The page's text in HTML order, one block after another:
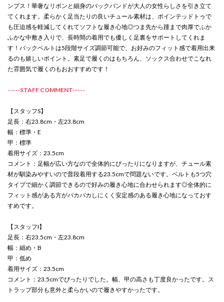
ンプス！華奢なリボンと細身のバックバンドが大人の女性らしさを引き立て
てくれます。柔らかく足当たりの良いチュール素材は、ポインテッドトゥで
も圧迫感を軽減してくれてソフトな履き心地◎つま先から踵まで肉厚でふか
ふかな中敷き入りで、長時間の着用でも優しく足裏をサポートしてくれま
す！バックベルトは5段階サイズ調節可能で、お好みのフィット感で着用出来
るのも嬉しいポイント。素足で履くのはもちろん、ソックス合わせでこなれ
た雰囲気で履くのもおおすすめです！
-----STAFF COMMENT-----
【スタッフS】
足長：右23.8cm・左23.8cm
幅：標準・E
甲：標準
着用サイズ：23.5cm
コメント：足幅が広い方なので全体的にぴったりになりますが、チュール素
材が馴染みやすいので普段着用する23.5cmで問題ないです。ベルトも5つ穴
タイプで細かく調節できるので好みの履き心地に合わせられます◎全体的に
フィット感がある方がパカパカしにくく安定感のある履き心地になっておす
すめです。
【スタッフI】
足長：右23.5cm・左23.8cm
幅：細め・B
甲：低め
着用サイズ：23.5cm
コメント：23.5cmでぴったりでした。幅、甲の高さも丁度良かったです。ス
トラップ部分も意外と柔らかいので履きやすかったです。